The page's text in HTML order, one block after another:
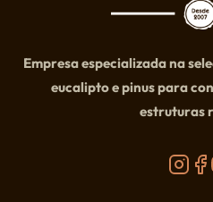
Empresa especializada na
eucalipto e pinus para
estruturas